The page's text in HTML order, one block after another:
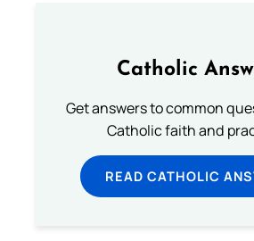
Catholic
Get answers to common
Catholic faith and
READ CATHOLIC